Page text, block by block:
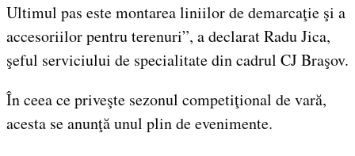
Ultimul pas este montarea liniilor de demarcaţie şi a
accesoriilor pentru terenuri”, a declarat Radu Jica,
şeful serviciului de specialitate din cadrul CJ Braşov.
În ceea ce priveşte sezonul competiţional de vară,
acesta se anunţă unul plin de evenimente.